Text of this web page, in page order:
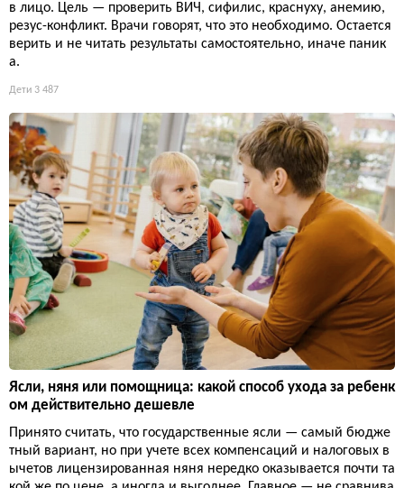
в лицо. Цель — проверить ВИЧ, сифилис, краснуху, анемию,
резус-конфликт. Врачи говорят, что это необходимо. Остается
верить и не читать результаты самостоятельно, иначе паник
а.
Дети 3 487
Ясли, няня или помощница: какой способ ухода за ребенк
ом действительно дешевле
Принято считать, что государственные ясли — самый бюдже
тный вариант, но при учете всех компенсаций и налоговых в
ычетов лицензированная няня нередко оказывается почти та